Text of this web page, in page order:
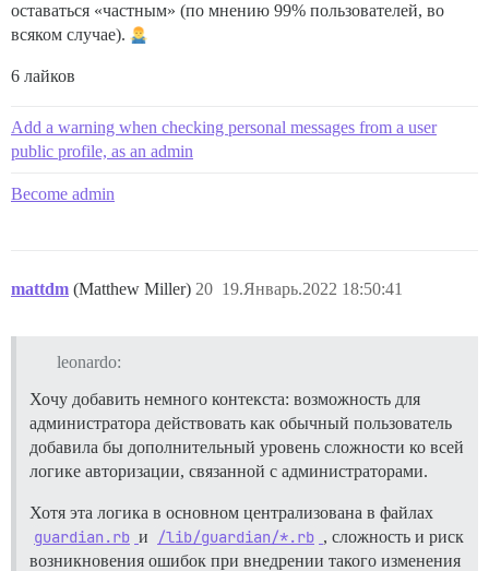
оставаться «частным» (по мнению 99% пользователей, во
всяком случае).
6 лайков
Add a warning when checking personal messages from a user
public profile, as an admin
Become admin
mattdm (Matthew Miller) 19.Январь.2022 18:50:41
20
leonardo:
Хочу добавить немного контекста: возможность для
администратора действовать как обычный пользователь
добавила бы дополнительный уровень сложности ко всей
логике авторизации, связанной с администраторами.
Хотя эта логика в основном централизована в файлах
guardian.rb и /lib/guardian/*.rb , сложность и риск
возникновения ошибок при внедрении такого изменения